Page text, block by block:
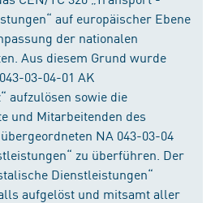
auf europäischer Ebene
der nationalen
Aus diesem Grund wurde
03-04-01 AK
aufzulösen sowie die
und Mitarbeitenden des
NA 043-03-04
zu überführen. Der
Dienstleistungen“
aufgelöst und mitsamt aller